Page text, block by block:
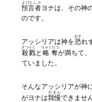
預言者
よげんしゃ
ヨナは、その神
のです。
アッシリアは神を恐
おそ
れ
殺戮
さつりく
と 略奪
りゃくだつ
が満ちて
ていました。
そんなアッシリアが神
がヨナは我慢
がまん
できませ